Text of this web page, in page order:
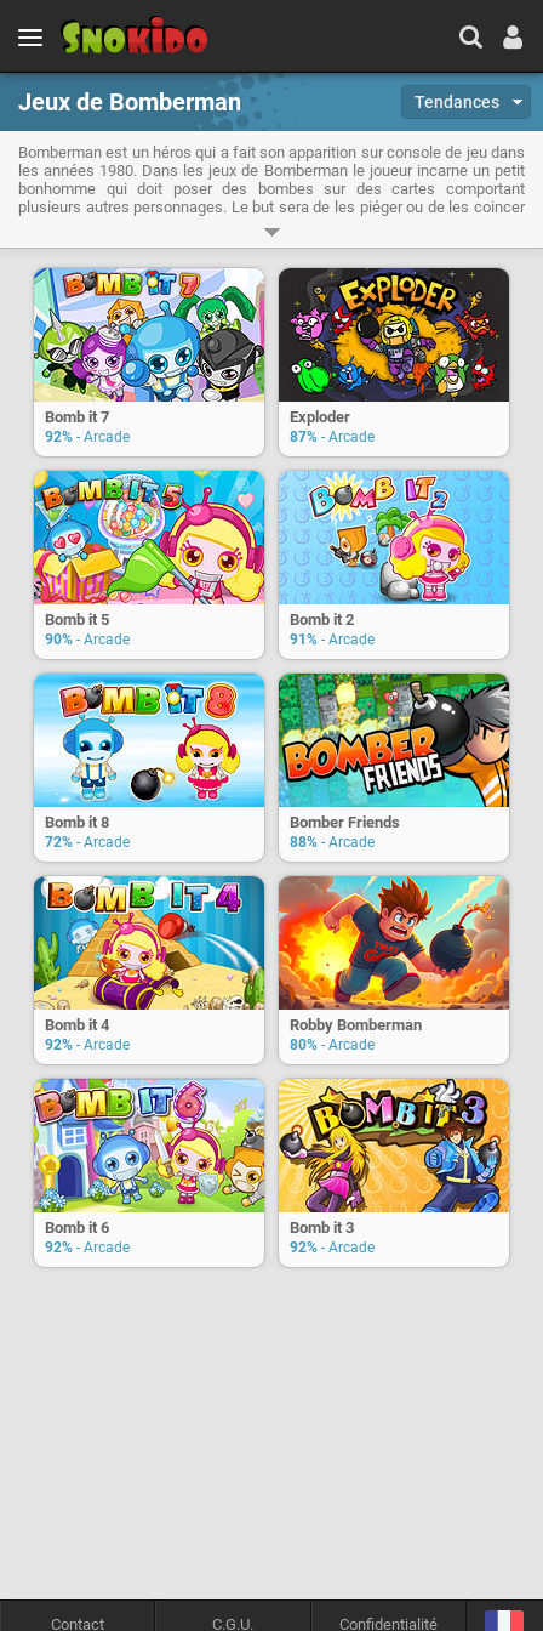
Jeux de Bomberman Tendances
Bomberman est un héros qui a fait son apparition sur console de jeu dans
les années 1980. Dans les jeux de Bomberman le joueur incarne un petit
bonhomme qui doit poser des bombes sur des cartes comportant
plusieurs autres personnages. Le but sera de les piéger ou de les coincer
pour les faire exploser. Très amusant en multijoueur, vous pouvez
désormais jouer à Bomberman gratuitement sur Snokido.
Bomb it 7
92% - Arcade
Exploder
87% - Arcade
Bomb it 5
90% - Arcade
Bomb it 2
91% - Arcade
Bomb it 8
72% - Arcade
Bomber Friends
88% - Arcade
Bomb it 4
92% - Arcade
Robby Bomberman
80% - Arcade
Bomb it 6
92% - Arcade
Bomb it 3
92% - Arcade
Contact C.G.U. Confidentialité